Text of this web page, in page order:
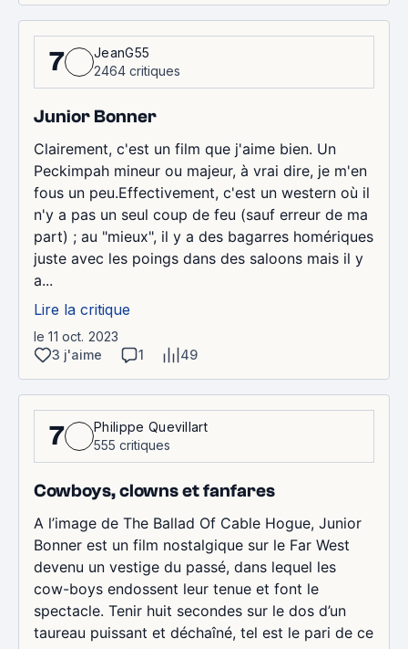
7
JeanG55
2464 critiques
Junior Bonner
Clairement, c'est un film que j'aime bien. Un
Peckimpah mineur ou majeur, à vrai dire, je m'en
fous un peu.Effectivement, c'est un western où il
n'y a pas un seul coup de feu (sauf erreur de ma
part) ; au "mieux", il y a des bagarres homériques
juste avec les poings dans des saloons mais il y
a...
Lire la critique
le 11 oct. 2023
3 j'aime
1 49
7
Philippe Quevillart
555 critiques
Cowboys, clowns et fanfares
A l’image de The Ballad Of Cable Hogue, Junior
Bonner est un film nostalgique sur le Far West
devenu un vestige du passé, dans lequel les
cow-boys endossent leur tenue et font le
spectacle. Tenir huit secondes sur le dos d’un
taureau puissant et déchaîné, tel est le pari de ce